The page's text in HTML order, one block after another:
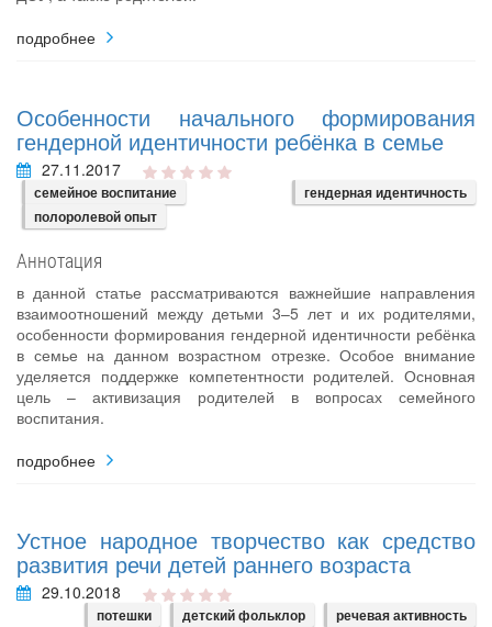
подробнее
Особенности начального формирования
гендерной идентичности ребёнка в семье
27.11.2017
семейное воспитание
гендерная идентичность
полоролевой опыт
Аннотация
в данной статье рассматриваются важнейшие направления
взаимоотношений между детьми 3–5 лет и их родителями,
особенности формирования гендерной идентичности ребёнка
в семье на данном возрастном отрезке. Особое внимание
уделяется поддержке компетентности родителей. Основная
цель – активизация родителей в вопросах семейного
воспитания.
подробнее
Устное народное творчество как средство
развития речи детей раннего возраста
29.10.2018
потешки детский фольклор речевая активность